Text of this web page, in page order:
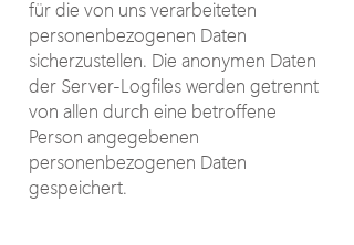
für die von uns verarbeiteten
personenbezogenen Daten
sicherzustellen. Die anonymen Daten
der Server-Logfiles werden getrennt
von allen durch eine betroffene
Person angegebenen
personenbezogenen Daten
gespeichert.